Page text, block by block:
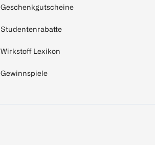
Geschenkgutscheine
Studentenrabatte
Wirkstoff Lexikon
Gewinnspiele